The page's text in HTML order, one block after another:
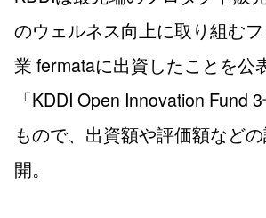
のウェルネス向上に取り組む
業 fermataに出資したことを公
「KDDI Open Innovation Fund
もので、出資額や評価額など
開。